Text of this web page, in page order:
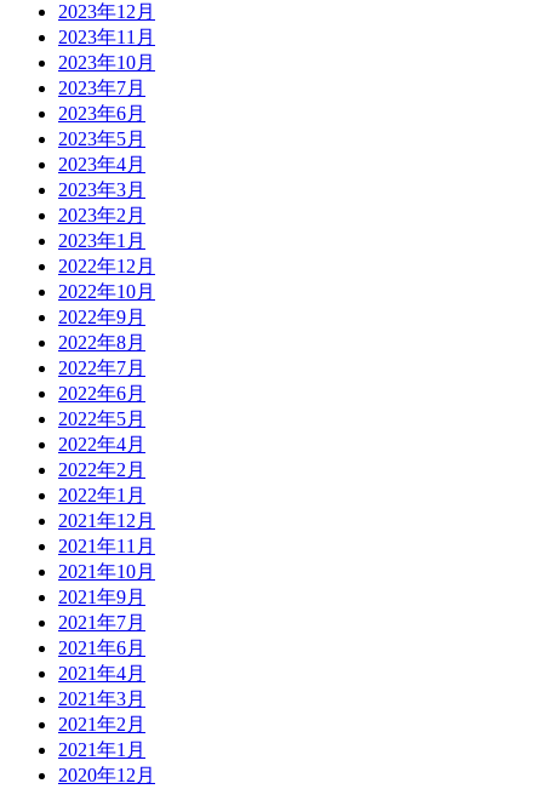
2023年12月
2023年11月
2023年10月
2023年7月
2023年6月
2023年5月
2023年4月
2023年3月
2023年2月
2023年1月
2022年12月
2022年10月
2022年9月
2022年8月
2022年7月
2022年6月
2022年5月
2022年4月
2022年2月
2022年1月
2021年12月
2021年11月
2021年10月
2021年9月
2021年7月
2021年6月
2021年4月
2021年3月
2021年2月
2021年1月
2020年12月